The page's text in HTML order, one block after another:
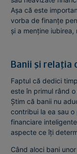
Așa că este
vorba de finanțe
și a menține
Banii și relația
Faptul că dedici
este în primul rând
Știm că banii nu
contribui la ea sau
financiare
aspecte ce îți
Când aloci bani